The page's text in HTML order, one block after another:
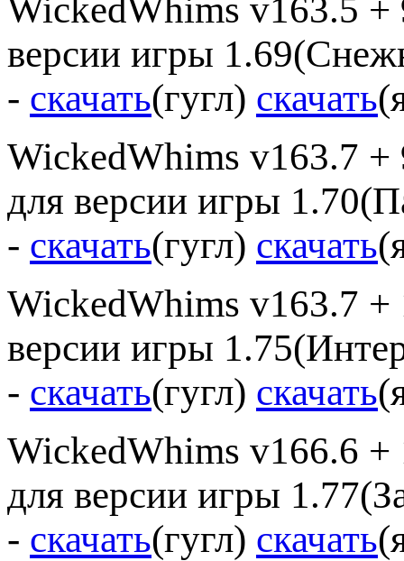
WickedWhims v163.5 +
версии игры
- скачать(гугл) скачать
WickedWhims v163.7 +
для версии игры
- скачать(гугл) скачать
WickedWhims v163.7
версии игры
- скачать(гугл) скачать
WickedWhims v166.6
для версии игры
- скачать(гугл) скачать